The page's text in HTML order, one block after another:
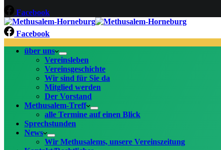
Facebook
Facebook
über uns
Vereinsleben
Vereinsgeschichte
Wir sind für Sie da
Mitglied werden
Der Vorstand
Methusalem-Treff
alle Termine auf einen Blick
Sprechstunden
News
Wir Methusalems, unsere Vereinszeitung